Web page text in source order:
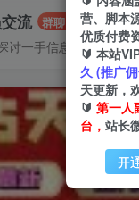
流 群聊
讨一手信息差
营、脚本
优质付费
🔰 本站
久 (推广
天更新，
🔰 第一人
台， 站长
开